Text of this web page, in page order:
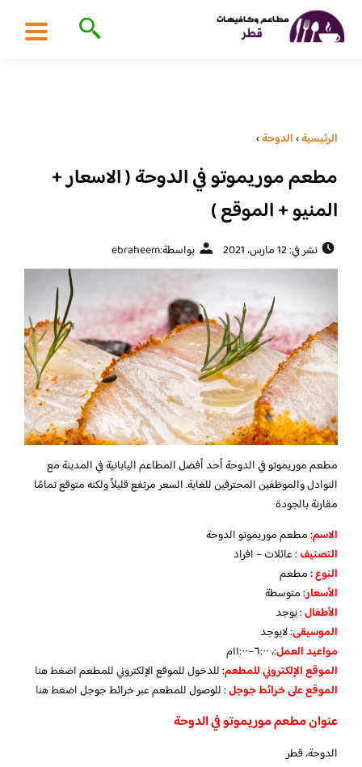
الرئيسية›الدوحة›
مطعم موريموتو في الدوحة ( الاسعار +
المنيو + الموقع )
نشر في: 12 مارس، 2021 بواسطة:ebraheem
مطعم موريموتو في الدوحة أحد أفضل المطاعم اليابانية في المدينة مع
النوادل والموظفين المحترفين للغاية. السعر مرتفع قليلاً ولكنه متوقع تمامًا
مقارنة بالجودة
الاسم: مطعم موريموتو الدوحة
التصنيف: عائلات – افراد
النوع :مطعم
الأسعار:متوسطة
الأطفال:يوجد
الموسيقى: لايوجد
مواعيد العمل:، ٦:٠٠–١١:٠٠م
الموقع الإلكتروني للمطعم: للدخول للموقع الإلكتروني للمطعماضغط هنا
الموقع على خرائط جوجل: للوصول للمطعم عبر خرائط جوجلاضغط هنا
عنوان مطعم موريموتو في الدوحة
الدوحة، قطر